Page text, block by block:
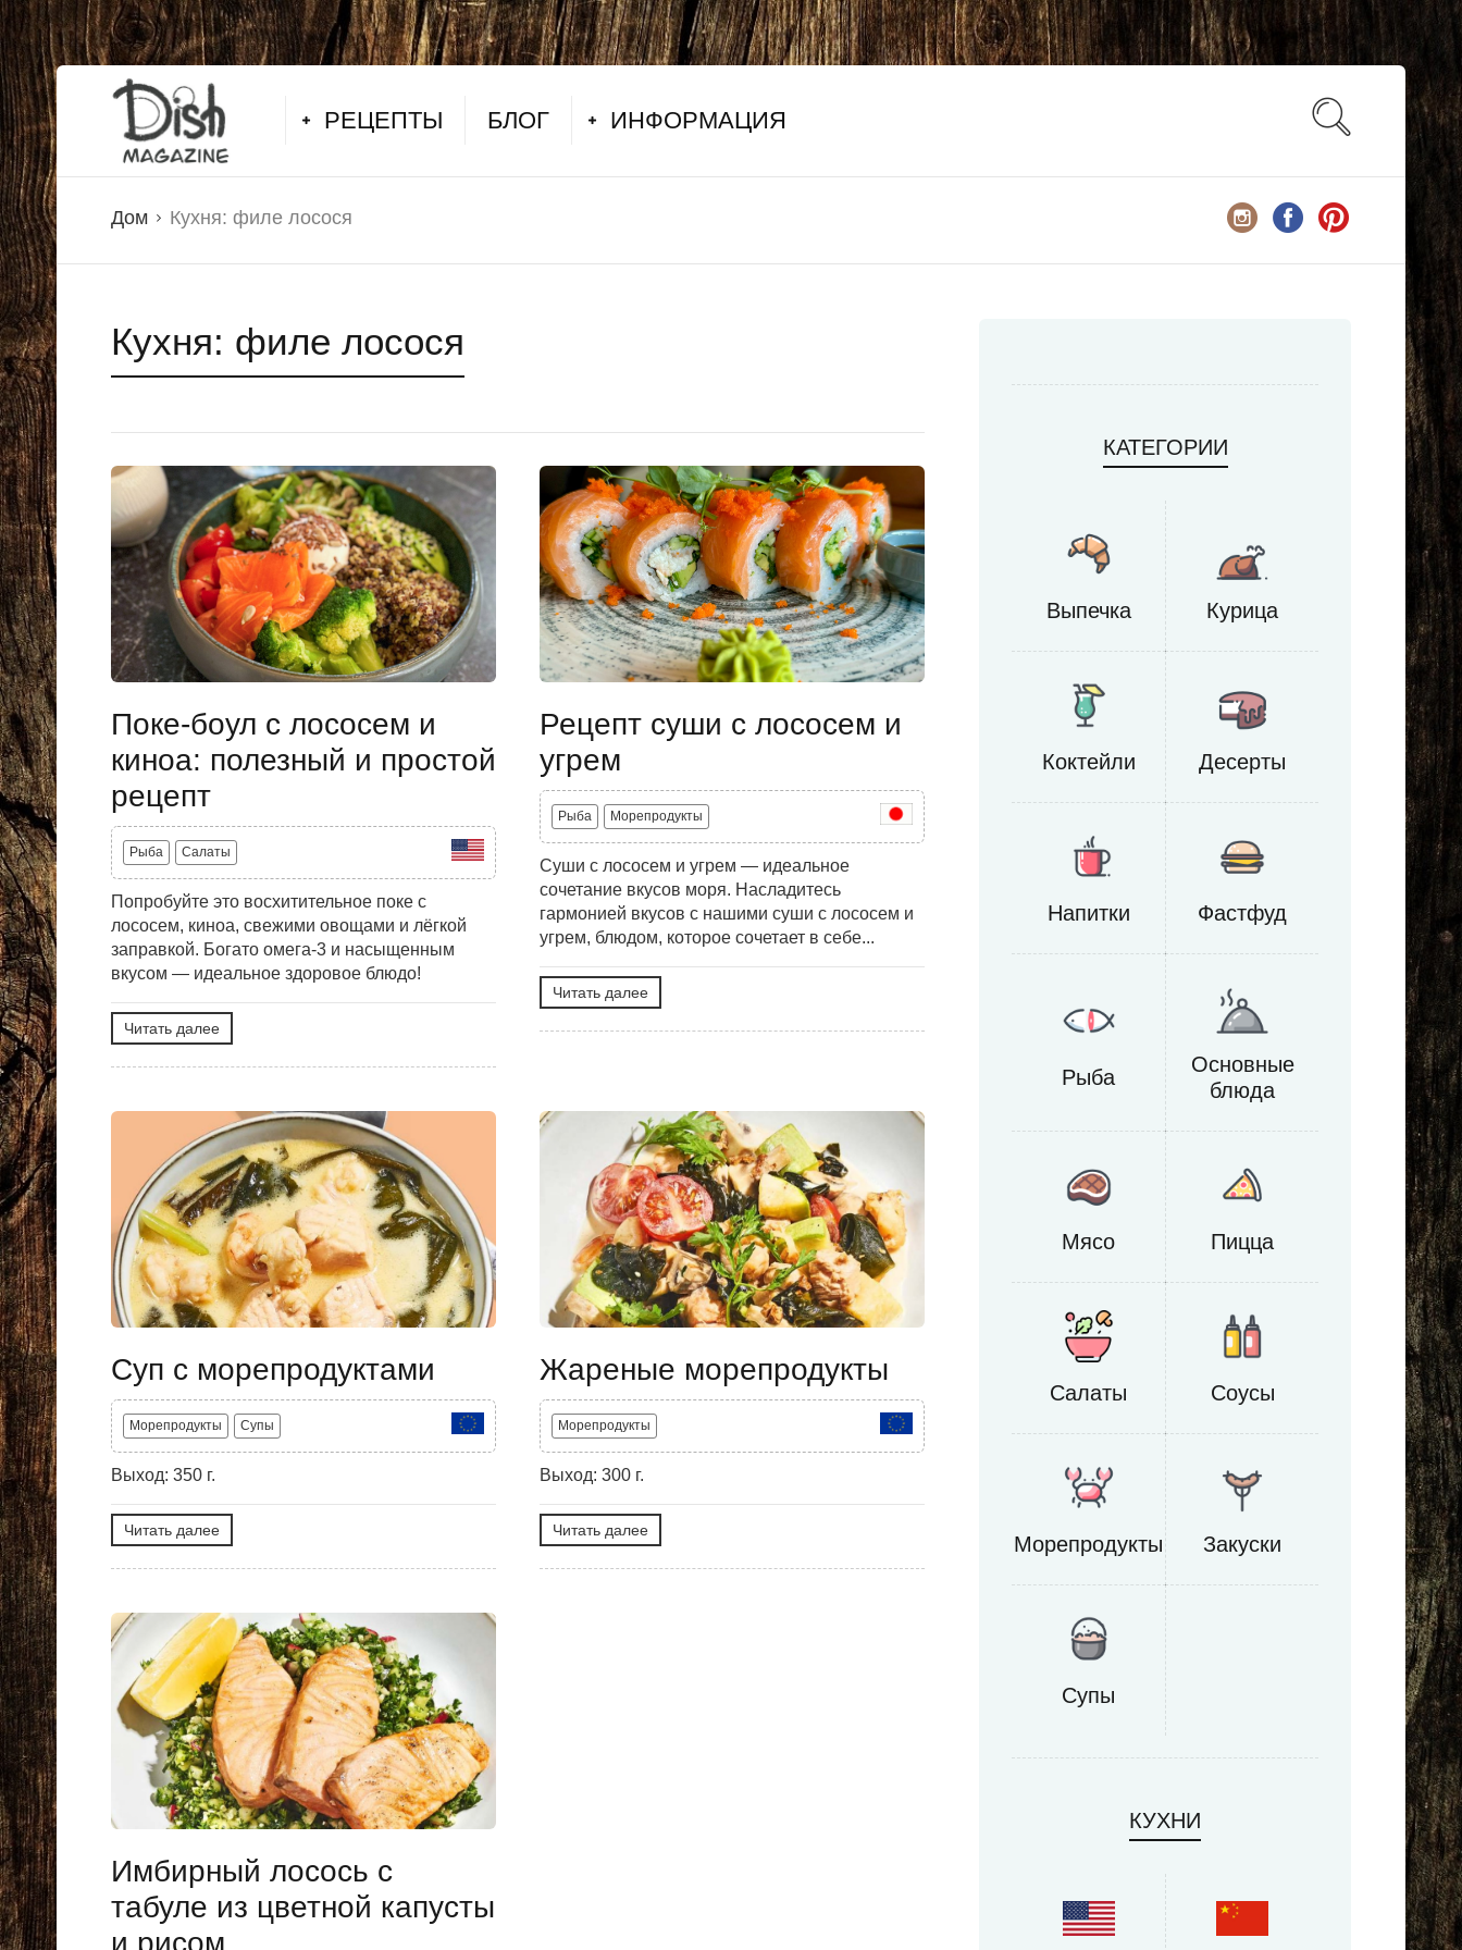
РЕЦЕПТЫ БЛОГ ИНФОРМАЦИЯ
Дом Кухня: филе лосося
Кухня: филе лосося
Поке-боул с лососем и
киноа: полезный и простой
рецепт
Рыба Салаты
Попробуйте это восхитительное поке с
лососем, киноа, свежими овощами и лёгкой
заправкой. Богато омега-3 и насыщенным
вкусом — идеальное здоровое блюдо!
Читать далее
Рецепт суши с лососем и
угрем
Рыба Морепродукты
Суши с лососем и угрем — идеальное
сочетание вкусов моря. Насладитесь
гармонией вкусов с нашими суши с лососем и
угрем, блюдом, которое сочетает в себе...
Читать далее
Суп с морепродуктами
Морепродукты Супы
Выход: 350 г.
Читать далее
Жареные морепродукты
Морепродукты
Выход: 300 г.
Читать далее
Имбирный лосось с
табуле из цветной капусты
и рисом
КАТЕГОРИИ
Выпечка Курица
Коктейли Десерты
Напитки Фастфуд
Рыба
Основные
блюда
Мясо Пицца
Салаты Соусы
Морепродукты Закуски
Супы
КУХНИ